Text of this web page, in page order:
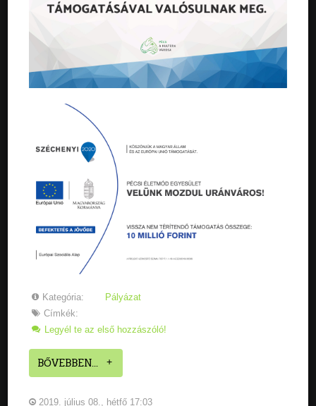
Kategória:
Pályázat
Címkék:
Legyél te az első hozzászóló!
BŐVEBBEN...
2019. július 08., hétfő 17:03